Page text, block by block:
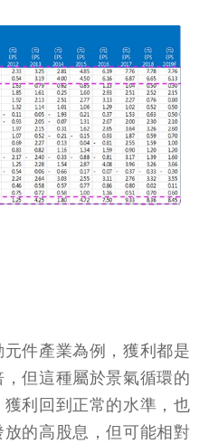
件產業為例，獲利都是
但這種屬於景氣循環的
利回到正常的水準，也
的高股息，但可能相對